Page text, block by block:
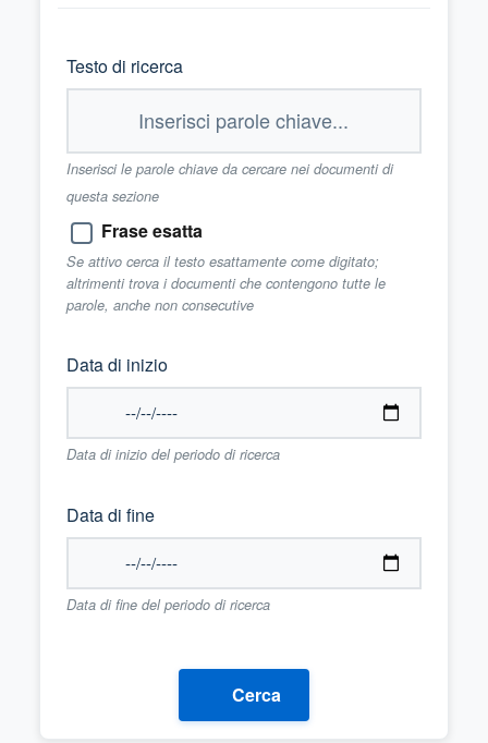
Testo di ricerca
Inserisci le parole chiave da cercare nei documenti di
questa sezione
Frase esatta
Se attivo cerca il testo esattamente come digitato;
altrimenti trova i documenti che contengono tutte le
parole, anche non consecutive
Data di inizio
Data di inizio del periodo di ricerca
Data di fine
Data di fine del periodo di ricerca
Cerca